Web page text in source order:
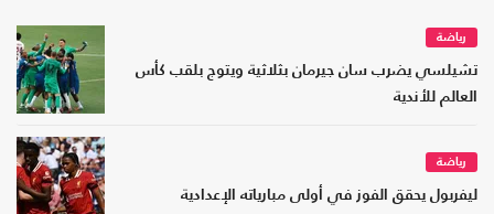
رياضة
تشيلسي يضرب سان جيرمان بثلاثية ويتوج بلقب كأس
العالم للأندية
رياضة
ليفربول يحقق الفوز في أولى مبارياته الإعدادية